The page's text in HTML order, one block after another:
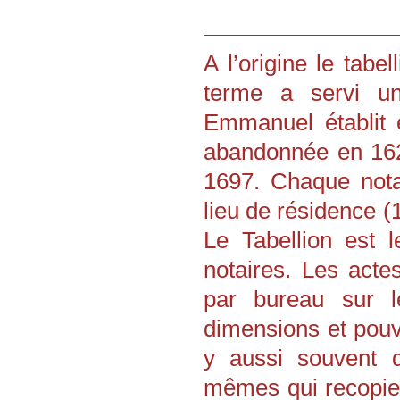
A l’origine le
terme a servi
Emmanuel établit
abandonnée en
1697. Chaque
lieu de résidence
Le Tabellion est
notaires. Les
par bureau sur
dimensions et
y aussi souvent
mêmes qui